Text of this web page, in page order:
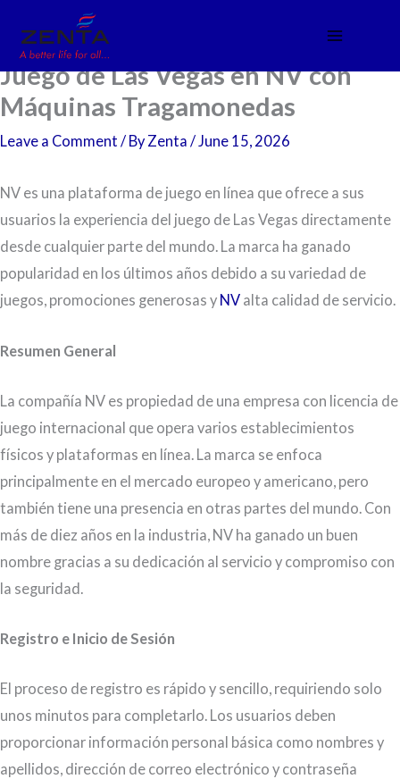
Juego de Las Vegas en NV con
Máquinas Tragamonedas
Leave a Comment / By Zenta / June 15, 2026
NV es una plataforma de juego en línea que ofrece a sus
usuarios la experiencia del juego de Las Vegas directamente
desde cualquier parte del mundo. La marca ha ganado
popularidad en los últimos años debido a su variedad de
juegos, promociones generosas y NV alta calidad de servicio.
Resumen General
La compañía NV es propiedad de una empresa con licencia de
juego internacional que opera varios establecimientos
físicos y plataformas en línea. La marca se enfoca
principalmente en el mercado europeo y americano, pero
también tiene una presencia en otras partes del mundo. Con
más de diez años en la industria, NV ha ganado un buen
nombre gracias a su dedicación al servicio y compromiso con
la seguridad.
Registro e Inicio de Sesión
El proceso de registro es rápido y sencillo, requiriendo solo
unos minutos para completarlo. Los usuarios deben
proporcionar información personal básica como nombres y
apellidos, dirección de correo electrónico y contraseña